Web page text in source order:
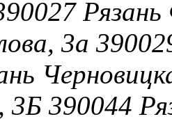
3а
390044